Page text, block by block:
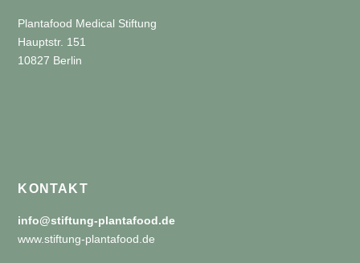
Plantafood Medical Stiftung
Hauptstr. 151
10827 Berlin
KONTAKT
info@stiftung-plantafood.de
www.stiftung-plantafood.de